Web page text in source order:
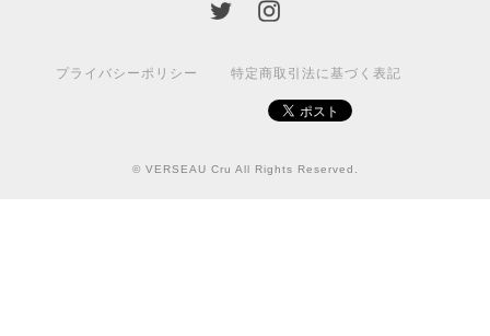
プライバシーポリシー 特定商取引法に基づく表記
© VERSEAU Cru All Rights Reserved.